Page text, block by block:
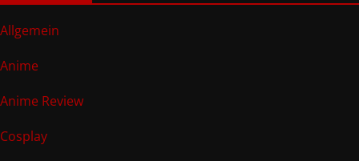
Allgemein
Anime
Anime Review
Cosplay